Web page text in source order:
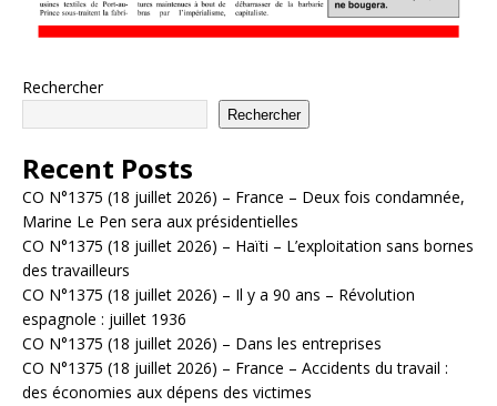
Rechercher
Rechercher
Recent Posts
CO N°1375 (18 juillet 2026) – France – Deux fois condamnée,
Marine Le Pen sera aux présidentielles
CO N°1375 (18 juillet 2026) – Haïti – L’exploitation sans bornes
des travailleurs
CO N°1375 (18 juillet 2026) – Il y a 90 ans – Révolution
espagnole : juillet 1936
CO N°1375 (18 juillet 2026) – Dans les entreprises
CO N°1375 (18 juillet 2026) – France – Accidents du travail :
des économies aux dépens des victimes